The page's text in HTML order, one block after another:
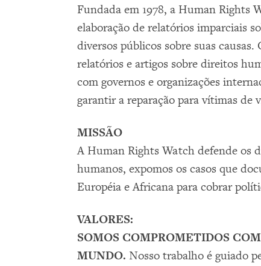
Fundada em 1978, a Human Rights
elaboração de relatórios imparciais
diversos públicos sobre suas
relatórios e artigos sobre direitos
com governos e organizações
garantir a reparação para vítimas de
MISSÃO
A Human Rights Watch defende os
humanos, expomos os casos que
Européia e Africana para cobrar
VALORES:
SOMOS COMPROMETIDOS
MUNDO. Nosso trabalho é guiado